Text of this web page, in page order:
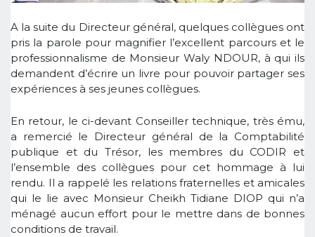
A la suite du Directeur général, quelques collègues ont
pris la parole pour magnifier l’excellent parcours et le
professionnalisme de Monsieur Waly NDOUR, à qui ils
demandent d’écrire un livre pour pouvoir partager ses
expériences à ses jeunes collègues.
En retour, le ci-devant Conseiller technique, très ému,
a remercié le Directeur général de la Comptabilité
publique et du Trésor, les membres du CODIR et
l’ensemble des collègues pour cet hommage à lui
rendu. Il a rappelé les relations fraternelles et amicales
qui le lie avec Monsieur Cheikh Tidiane DIOP qui n’a
ménagé aucun effort pour le mettre dans de bonnes
conditions de travail.